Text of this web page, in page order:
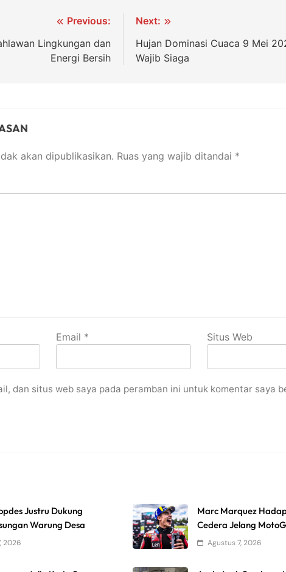
Previous:
Lingkungan dan
Energi Bersih
Next:
Hujan Dominasi Cuaca 9 Mei
Wajib Siaga
akan dipublikasikan. Ruas yang wajib ditandai *
Email * Situs Web
dan situs web saya pada peramban ini untuk komentar saya
Justru Dukung
Warung Desa
2026
Marc Marquez
Cedera Jelang
Agustus 7, 2026